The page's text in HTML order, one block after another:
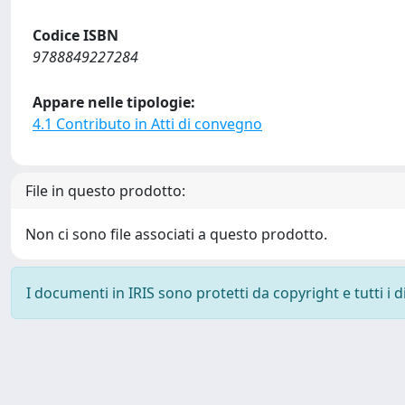
Codice ISBN
9788849227284
Appare nelle tipologie:
4.1 Contributo in Atti di convegno
File in questo prodotto:
Non ci sono file associati a questo prodotto.
I documenti in IRIS sono protetti da copyright e tutti i